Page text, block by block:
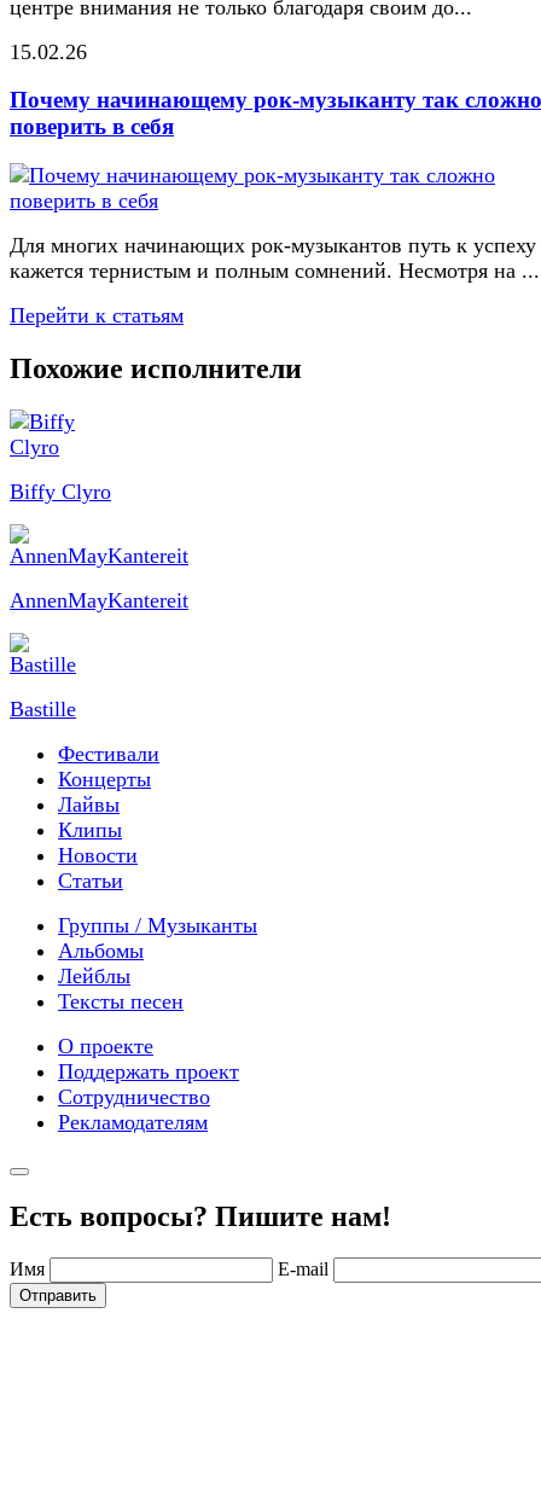
центре внимания не только благодаря своим до...
15.02.26
Почему начинающему рок-музыканту так сложно
поверить в себя
Для многих начинающих рок-музыкантов путь к успеху
кажется тернистым и полным сомнений. Несмотря на ...
Перейти к статьям
Похожие исполнители
Biffy Clyro
AnnenMayKantereit
Bastille
Фестивали
Концерты
Лайвы
Клипы
Новости
Статьи
Группы / Музыканты
Альбомы
Лейблы
Тексты песен
О проекте
Поддержать проект
Сотрудничество
Рекламодателям
Есть вопросы? Пишите нам!
Имя E-mail